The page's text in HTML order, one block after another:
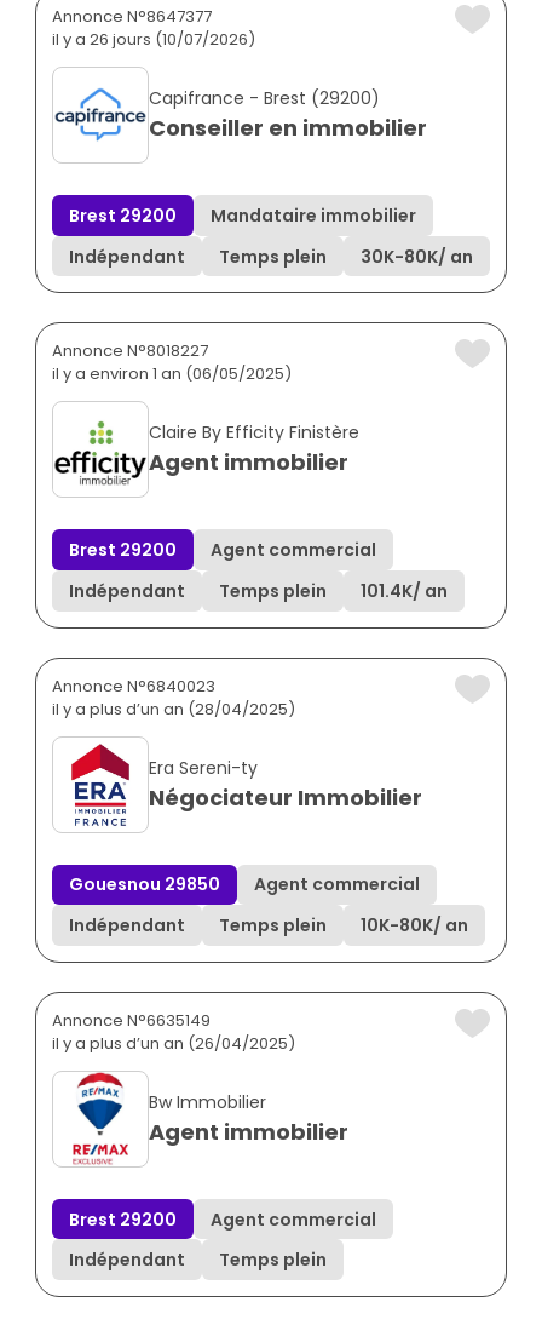
Annonce N°8647377
il y a 26 jours (10/07/2026)
Capifrance - Brest (29200)
Conseiller en immobilier
Brest 29200
Mandataire immobilier
Indépendant
Temps plein 30K-80K/ an
Annonce N°8018227
il y a environ 1 an (06/05/2025)
Claire By Efficity Finistère
Agent immobilier
Brest 29200
Agent commercial
Indépendant
Temps plein 101.4K/ an
Annonce N°6840023
il y a plus d’un an (28/04/2025)
Era Sereni-ty
Négociateur Immobilier
Gouesnou 29850
Agent commercial
Indépendant
Temps plein 10K-80K/ an
Annonce N°6635149
il y a plus d’un an (26/04/2025)
Bw Immobilier
Agent immobilier
Brest 29200
Agent commercial
Indépendant
Temps plein